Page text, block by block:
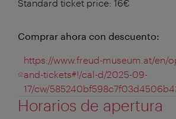
Standard ticket price: 16€
Comprar ahora con descuento:
https://www.freud-museum.at/en/
and-tickets#!/cal-d/2025-09-
17/cw/
Horarios de apertura